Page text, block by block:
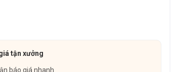
tận xưởng
báo giá nhanh